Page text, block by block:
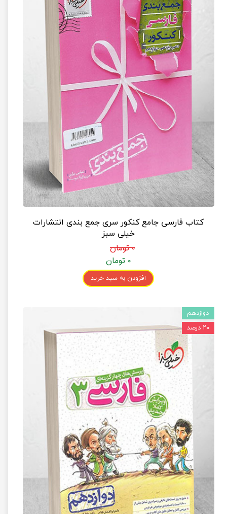
کتاب فارسی جامع کنکور سری جمع بندی انتشارات
خیلی سبز
۰ تومان
۰ تومان
افزودن به سبد خرید
دوازدهم
۲۰ درصد